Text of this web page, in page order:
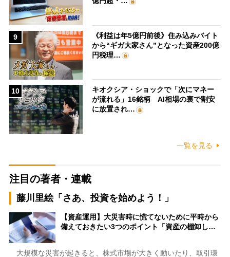
9
《利益は年5億円前後》住み込みバイト
から“ギガ大家さん”となった資産200億
円税理…
10
キオクシア・ショックで「次にマネー
が流れる」16銘柄 AI相場の裏で割安
に放置され…
一覧を見る
注目の著者・連載
藤川里絵「さあ、投資を始めよう！」
【資産運用】大災害時に慌てないために平時から
備えておきたい3つのポイント「資産の棚卸し…
大規模な災害が起きると、株式市場が大きく動いたり、取引環